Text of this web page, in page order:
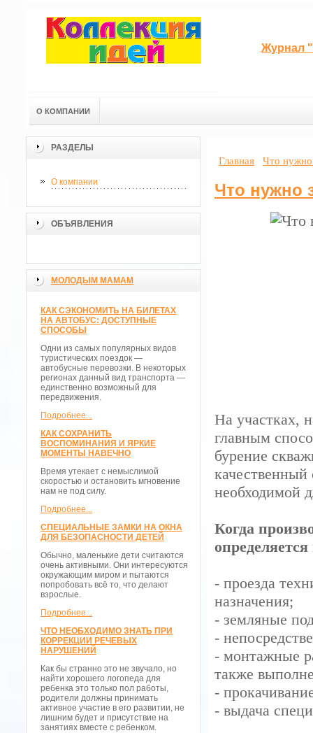
Журнал
О КОМПАНИИ
РАЗДЕЛЫ
О компании
ОБЪЯВЛЕНИЯ
МОЛОДЫМ МАМАМ
КАК СЭКОНОМИТЬ НА БИЛЕТАХ
НА АВТОБУС: ДОСТУПНЫЕ
СПОСОБЫ
Одни из самых популярных видов
туристических поездок —
автобусные перевозки. В некоторых
регионах данный вид транспорта —
единственно возможный для
передвижения.
Подробнее...
КАК СОХРАНИТЬ
ВОСПОМИНАНИЯ И ЯРКИЕ
МОМЕНТЫ НАВЕЧНО
Время утекает с немыслимой
скоростью и остановить мгновение
нам не под силу.
Подробнее...
СПЕЦИАЛЬНЫЕ ЗАМКИ НА ОКНА
ДЛЯ БЕЗОПАСНОСТИ ДЕТЕЙ
Обычно, маленькие дети считаются
очень активными. Они интересуются
окружающим миром и пытаются
попробовать всё то, что делают
взрослые.
Подробнее...
ЧТО НЕОБХОДИМО ЗНАТЬ ПРИ
КОРРЕКЦИИ РЕЧЕВЫХ
НАРУШЕНИЙ
Как бы странно это не звучало, но
найти хорошего логопеда для
ребенка это только пол работы,
родители должны принимать
активное участие в его развитии, не
лишним будет и присутствие на
занятиях вместе с ребенком.
Главная Что нужно
Что нужно
На участках,
главным
бурение
качественный
необходимой
Когда
- проезда
назначения;
- земляные
-
- монтажные
также
-
- выдача